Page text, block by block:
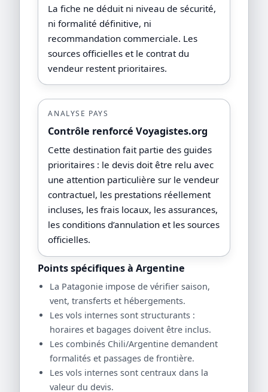
La fiche ne déduit ni niveau de sécurité,
ni formalité définitive, ni
recommandation commerciale. Les
sources officielles et le contrat du
vendeur restent prioritaires.
ANALYSE PAYS
Contrôle renforcé Voyagistes.org
Cette destination fait partie des guides
prioritaires : le devis doit être relu avec
une attention particulière sur le vendeur
contractuel, les prestations réellement
incluses, les frais locaux, les assurances,
les conditions d’annulation et les sources
officielles.
Points spécifiques à Argentine
La Patagonie impose de vérifier saison,
vent, transferts et hébergements.
Les vols internes sont structurants :
horaires et bagages doivent être inclus.
Les combinés Chili/Argentine demandent
formalités et passages de frontière.
Les vols internes sont centraux dans la
valeur du devis.